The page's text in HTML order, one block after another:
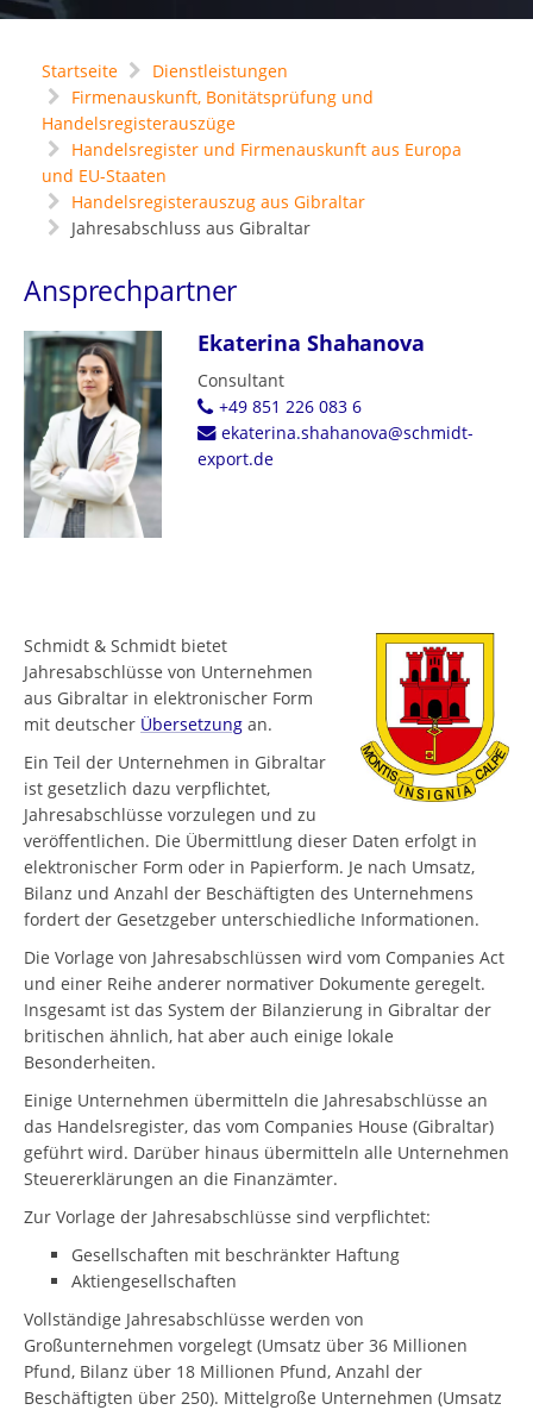
Startseite
Dienstleistungen
Firmenauskunft, Bonitätsprüfung und
Handelsregisterauszüge
Handelsregister und Firmenauskunft aus Europa
und EU-Staaten
Handelsregisterauszug aus Gibraltar
Jahresabschluss aus Gibraltar
Ansprechpartner
Ekaterina Shahanova
Consultant
+49 851 226 083 6
ekaterina.shahanova@schmidt-
export.de
Schmidt & Schmidt bietet
Jahresabschlüsse von Unternehmen
aus Gibraltar in elektronischer Form
mit deutscher Übersetzung an.
Ein Teil der Unternehmen in Gibraltar
ist gesetzlich dazu verpflichtet,
Jahresabschlüsse vorzulegen und zu
veröffentlichen. Die Übermittlung dieser Daten erfolgt in
elektronischer Form oder in Papierform. Je nach Umsatz,
Bilanz und Anzahl der Beschäftigten des Unternehmens
fordert der Gesetzgeber unterschiedliche Informationen.
Die Vorlage von Jahresabschlüssen wird vom Companies Act
und einer Reihe anderer normativer Dokumente geregelt.
Insgesamt ist das System der Bilanzierung in Gibraltar der
britischen ähnlich, hat aber auch einige lokale
Besonderheiten.
Einige Unternehmen übermitteln die Jahresabschlüsse an
das Handelsregister, das vom Companies House (Gibraltar)
geführt wird. Darüber hinaus übermitteln alle Unternehmen
Steuererklärungen an die Finanzämter.
Zur Vorlage der Jahresabschlüsse sind verpflichtet:
Gesellschaften mit beschränkter Haftung
Aktiengesellschaften
Vollständige Jahresabschlüsse werden von
Großunternehmen vorgelegt (Umsatz über 36 Millionen
Pfund, Bilanz über 18 Millionen Pfund, Anzahl der
Beschäftigten über 250). Mittelgroße Unternehmen (Umsatz